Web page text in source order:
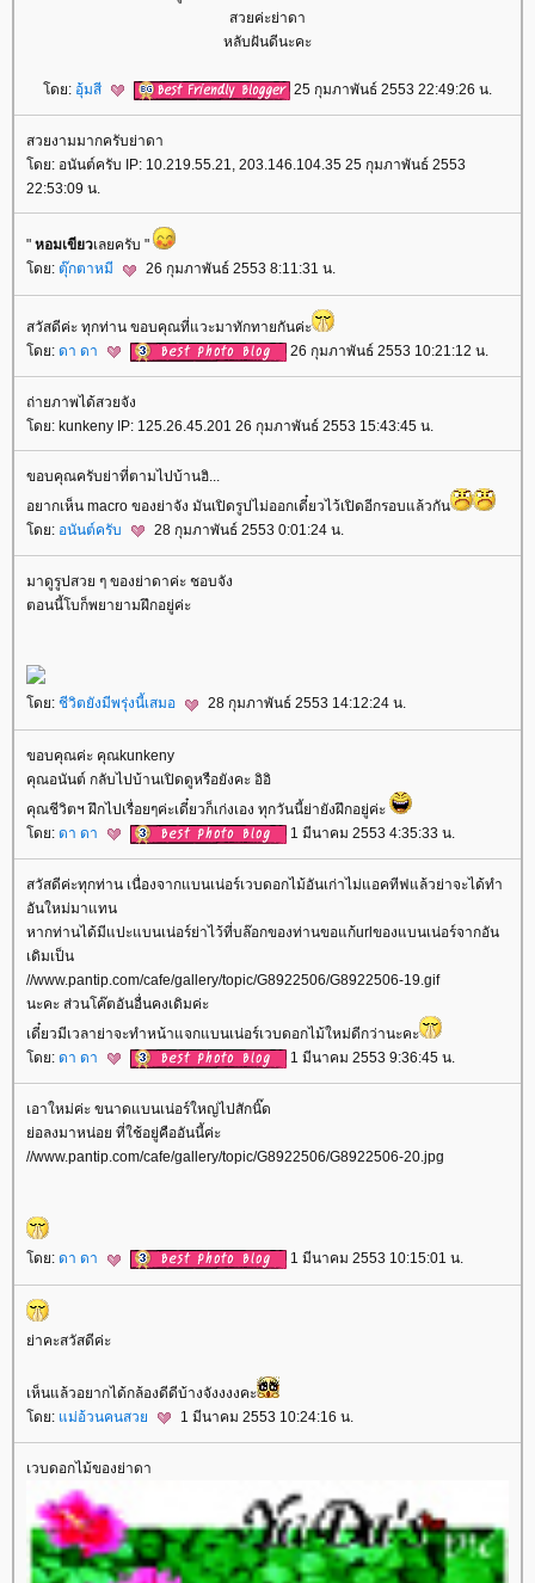
สวยค่ะย่าดา
หลับฝันดีนะคะ
ดย: อุ้มสี 25 กุมภาพันธ์ 2553 22:49:26 น.
สวยงามมากครับย่าดา
ดย: อนันต์ครับ IP: 10.219.55.21, 203.146.104.35 25 กุมภาพันธ์ 2553
22:53:09 น.
" หอมเขียวเลยครับ "
ดย: ตุ๊กตาหมี 26 กุมภาพันธ์ 2553 8:11:31 น.
สวัสดีค่ะ ทุกท่าน ขอบคุณที่แวะมาทักทายกันค่ะ
ดย: ดา ดา 26 กุมภาพันธ์ 2553 10:21:12 น.
ถ่ายภาพได้สวยจัง
ดย: kunkeny IP: 125.26.45.201 26 กุมภาพันธ์ 2553 15:43:45 น.
ขอบคุณครับย่าที่ตามไปบ้านฮิ...
อยากเห็น macro ของย่าจัง มันเปิดรูปไม่ออกเดี๋ยวไว้เปิดอีกรอบแล้วกัน
ดย: อนันต์ครับ 28 กุมภาพันธ์ 2553 0:01:24 น.
มาดูรูปสวย ๆ ของย่าดาค่ะ ชอบจัง
ตอนนี้โบก็พยายามฝึกอยู่ค่ะ
ดย: ชีวิตยังมีพรุ่งนี้เสมอ 28 กุมภาพันธ์ 2553 14:12:24 น.
ขอบคุณค่ะ คุณkunkeny
คุณอนันต์ กลับไปบ้านเปิดดูหรือยังคะ อิอิ
คุณชีวิตฯ ฝึกไปเรื่อยๆค่ะเดี๋ยวก็เก่งเอง ทุกวันนี้ย่ายังฝึกอยู่ค่ะ
ดย: ดา ดา 1 มีนาคม 2553 4:35:33 น.
สวัสดีค่ะทุกท่าน เนื่องจากแบนเน่อร์เวบดอกไม้อันเก่าไม่แอคทีฟแล้วย่าจะได้ทำ
อันใหม่มาแทน
หากท่านได้มีแปะแบนเน่อร์ย่าไว้ที่บล๊อกของท่านขอแก้urlของแบนเน่อร์จากอัน
เดิมเป็น
//www.pantip.com/cafe/gallery/topic/G8922506/G8922506-19.gif
นะคะ ส่วนโค๊ตอันอื่นคงเดิมค่ะ
เดี๋ยวมีเวลาย่าจะทำหน้าแจกแบนเน่อร์เวบดอกไม้ใหม่ดีกว่านะคะ
ดย: ดา ดา 1 มีนาคม 2553 9:36:45 น.
เอาใหม่ค่ะ ขนาดแบนเน่อร์ใหญ่ไปสักนิ๊ด
่อลงมาหน่อย ที่ใช้อยู่คืออันนี้ค่ะ
//www.pantip.com/cafe/gallery/topic/G8922506/G8922506-20.jpg
ดย: ดา ดา 1 มีนาคม 2553 10:15:01 น.
่าคะสวัสดีค่ะ
เห็นแล้วอยากได้กล้องดีดีบ้างจังงงงคะ
ดย: ม่อ้วนคนสว 1 มีนาคม 2553 10:24:16 น.
เวบดอกไม้ของย่าดา